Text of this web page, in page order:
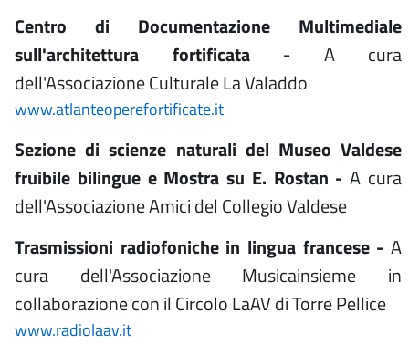
Centro di Documentazione Multimediale
sull'architettura fortificata - A cura
dell'Associazione Culturale La Valaddo
www.atlanteoperefortificate.it
Sezione di scienze naturali del Museo Valdese
fruibile bilingue e Mostra su E. Rostan -A cura
dell'Associazione Amici del Collegio Valdese
Trasmissioni radiofoniche in lingua francese - A
cura dell'Associazione Musicainsieme in
collaborazione con il Circolo LaAV di Torre Pellice
www.radiolaav.it